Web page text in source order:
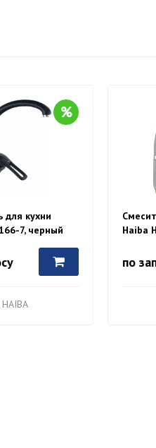
для кухни
7, черный
HAIBA
Haiba
по